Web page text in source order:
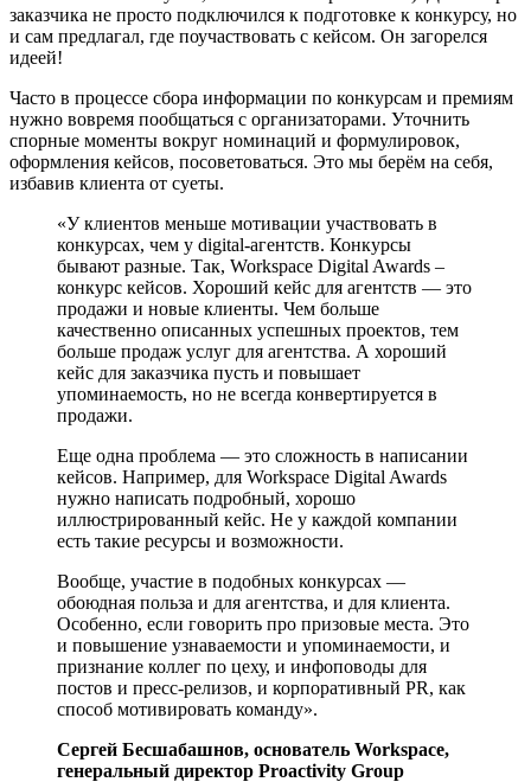
заказчика не просто подключился к подготовке к конкурсу, но
и сам предлагал, где поучаствовать с кейсом. Он загорелся
идеей!
Часто в процессе сбора информации по конкурсам и премиям
нужно вовремя пообщаться с организаторами. Уточнить
спорные моменты вокруг номинаций и формулировок,
оформления кейсов, посоветоваться. Это мы берём на себя,
избавив клиента от суеты.
«У клиентов меньше мотивации участвовать в
конкурсах, чем у digital-агентств. Конкурсы
бывают разные. Так, Workspace Digital Awards –
конкурс кейсов. Хороший кейс для агентств — это
продажи и новые клиенты. Чем больше
качественно описанных успешных проектов, тем
больше продаж услуг для агентства. А хороший
кейс для заказчика пусть и повышает
упоминаемость, но не всегда конвертируется в
продажи.
Еще одна проблема — это сложность в написании
кейсов. Например, для Workspace Digital Awards
нужно написать подробный, хорошо
иллюстрированный кейс. Не у каждой компании
есть такие ресурсы и возможности.
Вообще, участие в подобных конкурсах —
обоюдная польза и для агентства, и для клиента.
Особенно, если говорить про призовые места. Это
и повышение узнаваемости и упоминаемости, и
признание коллег по цеху, и инфоповоды для
постов и пресс-релизов, и корпоративный PR, как
способ мотивировать команду».
Сергей Бесшабашнов, основатель Workspace,
генеральный директор Proactivity Group